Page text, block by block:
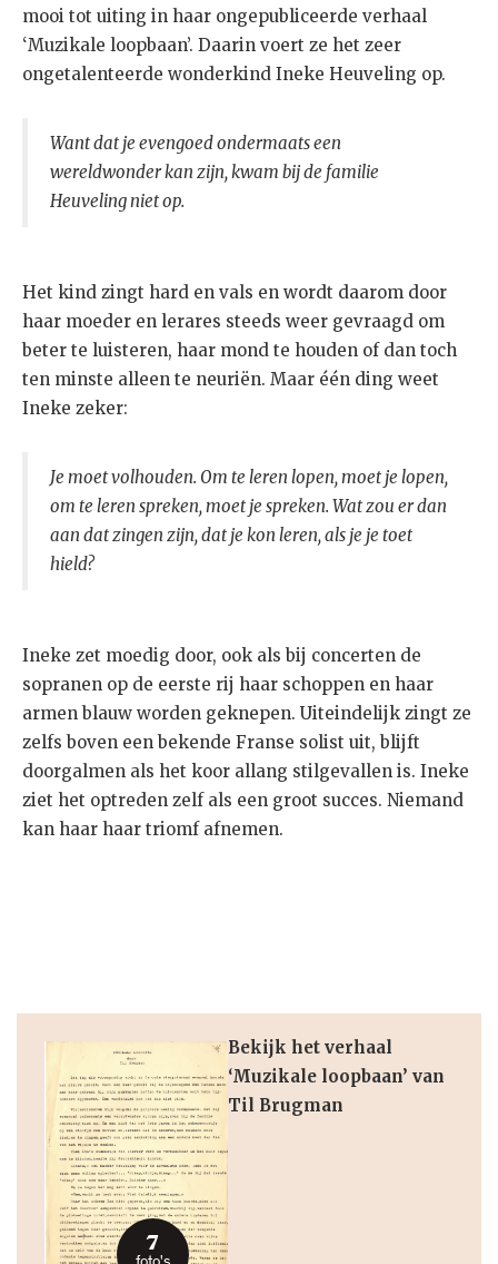
mooi tot uiting in haar ongepubliceerde verhaal
‘Muzikale loopbaan’. Daarin voert ze het zeer
ongetalenteerde wonderkind Ineke Heuveling op.
Want dat je evengoed ondermaats een
wereldwonder kan zijn, kwam bij de familie
Heuveling niet op.
Het kind zingt hard en vals en wordt daarom door
haar moeder en lerares steeds weer gevraagd om
beter te luisteren, haar mond te houden of dan toch
ten minste alleen te neuriën. Maar één ding weet
Ineke zeker:
Je moet volhouden. Om te leren lopen, moet je lopen,
om te leren spreken, moet je spreken. Wat zou er dan
aan dat zingen zijn, dat je kon leren, als je je toet
hield?
Ineke zet moedig door, ook als bij concerten de
sopranen op de eerste rij haar schoppen en haar
armen blauw worden geknepen. Uiteindelijk zingt ze
zelfs boven een bekende Franse solist uit, blijft
doorgalmen als het koor allang stilgevallen is. Ineke
ziet het optreden zelf als een groot succes. Niemand
kan haar haar triomf afnemen.
7
Bekijk het verhaal
‘Muzikale loopbaan’ van
Til Brugman